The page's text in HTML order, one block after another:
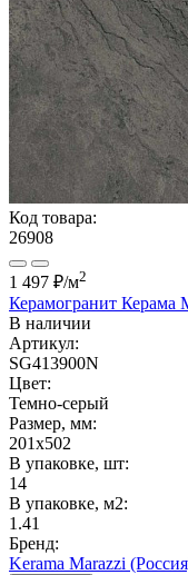
Код товара:
26908
1 497 ₽/м2
Керамогранит Керама
В наличии
Артикул:
SG413900N
Цвет:
Темно-серый
Размер, мм:
201x502
В упаковке, шт:
14
В упаковке, м2:
1.41
Бренд:
Kerama Marazzi